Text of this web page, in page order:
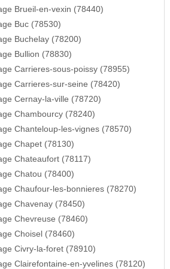
Brueil-en-vexin (78440)
Buc (78530)
Buchelay (78200)
Bullion (78830)
Carrieres-sous-poissy (78955)
Carrieres-sur-seine (78420)
Cernay-la-ville (78720)
Chambourcy (78240)
Chanteloup-les-vignes (78570)
Chapet (78130)
Chateaufort (78117)
Chatou (78400)
Chaufour-les-bonnieres (78270)
Chavenay (78450)
Chevreuse (78460)
Choisel (78460)
Civry-la-foret (78910)
Clairefontaine-en-yvelines (78120)